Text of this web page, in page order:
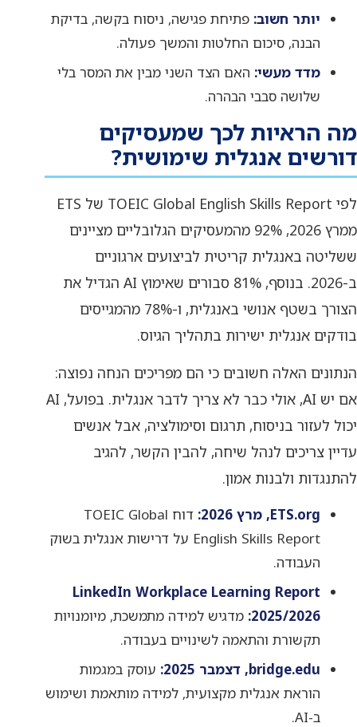
יותר חשוב: פתיחת פגישה, ניסוח בקשה, בדיקת
הבנה, סיכום החלטות והמשך פעולה.
מדד מעשי: האם הצד השני מבין את המסר בלי
שלושה סבבי הבהרה.
מה הראיות לכך שמעסיקים
דורשים אנגלית שימושית?
לפי TOEIC Global English Skills Report של ETS
ממרץ 2026, 92% מהמעסיקים הגלובליים מציינים
ששליטה באנגלית קריטית לביצועים ארגוניים
ב-2026. בנוסף, 81% סבורים שאימוץ AI הגדיל את
הצורך בשטף אנושי באנגלית, ו-78% מהמגייסים
בודקים אנגלית ישירות בתהליך הגיוס.
הנתונים האלה חשובים כי הם מפריכים הנחה נפוצה:
אם יש AI, אולי כבר לא צריך לדבר אנגלית. בפועל, AI
יכול לעזור בניסוח, תרגום וסימולציה, אבל אנשים
עדיין צריכים לנהל שיחה, להבין הקשר, להגיב
להתנגדות ולבנות אמון.
ETS.org, מרץ 2026:
דוח TOEIC Global
English Skills Report על דרישות אנגלית בשוק
העבודה.
LinkedIn Workplace Learning Report
2025/2026: מדגיש למידה מתמשכת, מיומנויות
תקשורת והתאמה לשינויים בעבודה.
bridge.edu, דצמבר 2025:
עוסק במגמות
הוראת אנגלית מקצועית, למידה מותאמת ושימוש
ב-AI.